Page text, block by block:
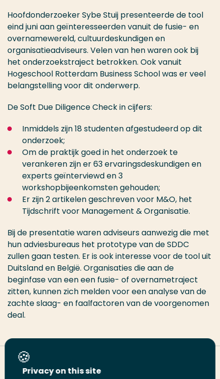
Hoofdonderzoeker Sybe Stuij presenteerde de tool
eind juni aan geïnteresseerden vanuit de fusie- en
overnamewereld, cultuurdeskundigen en
organisatieadviseurs. Velen van hen waren ook bij
het onderzoekstraject betrokken. Ook vanuit
Hogeschool Rotterdam Business School was er veel
belangstelling voor dit onderwerp.
De Soft Due Diligence Check in cijfers:
Inmiddels zijn 18 studenten afgestudeerd op dit
onderzoek;
Om de praktijk goed in het onderzoek te
verankeren zijn er 63 ervaringsdeskundigen en
experts geïnterviewd en 3
workshopbijeenkomsten gehouden;
Er zijn 2 artikelen geschreven voor M&O, het
Tijdschrift voor Management & Organisatie.
Bij de presentatie waren adviseurs aanwezig die met
hun adviesbureaus het prototype van de SDDC
zullen gaan testen. Er is ook interesse voor de tool uit
Duitsland en België. Organisaties die aan de
beginfase van een een fusie- of overnametraject
zitten, kunnen zich melden voor een analyse van de
zachte slaag- en faalfactoren van de voorgenomen
deal.
Deel deze pagina
Privacy on this site